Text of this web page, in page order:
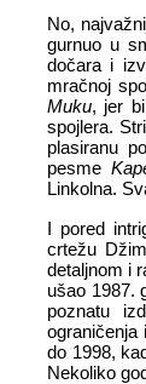
No,
gurnuo u
dočara i
mračnoj
Muku, jer
spojlera.
plasiranu
pesme
Linkolna.
I pored
crtežu
detaljnom i
ušao 1987.
poznatu
ograničenja
do 1998,
Nekoliko